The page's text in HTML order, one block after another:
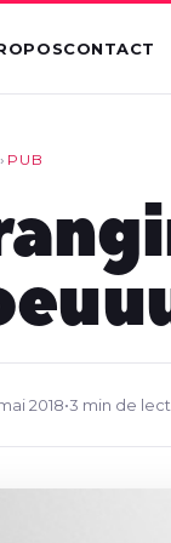
CONTACT
› PUB
2018•3 min de